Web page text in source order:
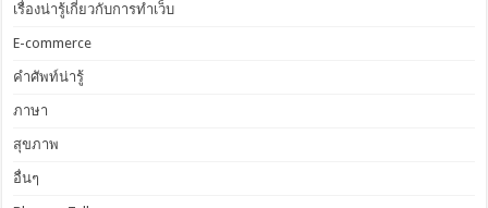
เรื่องน่ารู้เกี่ยวกับการทำเว็บ
E-commerce
คำศัพท์น่ารู้
ภาษา
สุขภาพ
อื่นๆ